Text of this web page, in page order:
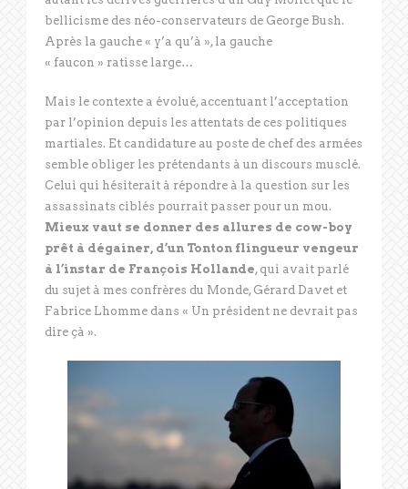
bellicisme des néo-conservateurs de George Bush.
Après la gauche « y’a qu’à », la gauche
« faucon » ratisse large…
Mais le contexte a évolué, accentuant l’acceptation
par l’opinion depuis les attentats de ces politiques
martiales. Et candidature au poste de chef des armées
semble obliger les prétendants à un discours musclé.
Celui qui hésiterait à répondre à la question sur les
assassinats ciblés pourrait passer pour un mou.
Mieux vaut se donner des allures de cow-boy
prêt à dégainer, d’un Tonton flingueur vengeur
à l’instar de François Hollande, qui avait parlé
du sujet à mes confrères du Monde, Gérard Davet et
Fabrice Lhomme dans « Un président ne devrait pas
dire çà ».